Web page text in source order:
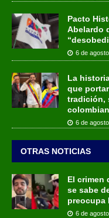
Pacto
Abelardo
6 de
La
que
tradición,
6 de
OTRAS NOTICIAS
El crimen
se sabe
preocupa
6 de